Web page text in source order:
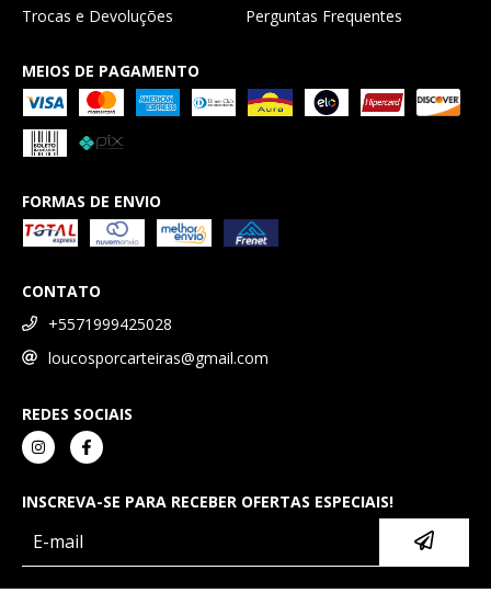
Trocas e Devoluções Perguntas Frequentes
MEIOS DE PAGAMENTO
FORMAS DE ENVIO
CONTATO
+5571999425028
loucosporcarteiras@gmail.com
REDES SOCIAIS
INSCREVA-SE PARA RECEBER OFERTAS ESPECIAIS!